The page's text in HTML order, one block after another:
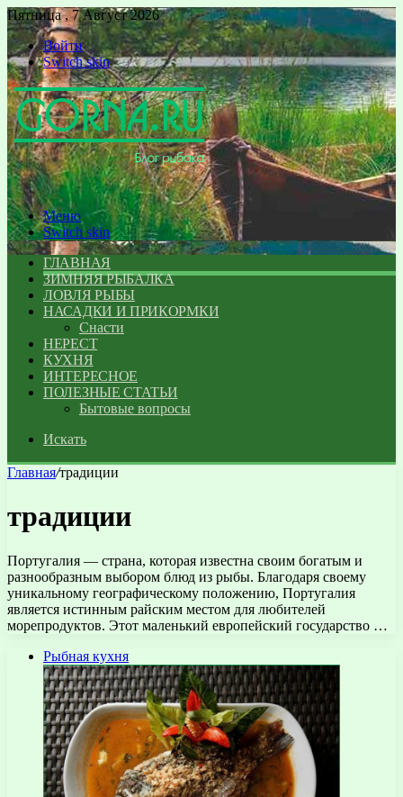
Пятница , 7 Август 2026
Войти
Switch skin
Меню
Switch skin
ГЛАВНАЯ
ЗИМНЯЯ РЫБАЛКА
ЛОВЛЯ РЫБЫ
НАСАДКИ И ПРИКОРМКИ
Снасти
НЕРЕСТ
КУХНЯ
ИНТЕРЕСНОЕ
ПОЛЕЗНЫЕ СТАТЬИ
Бытовые вопросы
Искать
Главная/традиции
традиции
Португалия — страна, которая известна своим богатым и
разнообразным выбором блюд из рыбы. Благодаря своему
уникальному географическому положению, Португалия
является истинным райским местом для любителей
морепродуктов. Этот маленький европейский государство …
Рыбная кухня